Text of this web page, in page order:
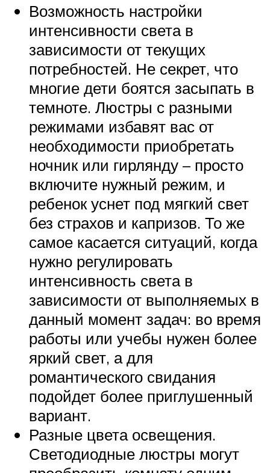
Возможность настройки
интенсивности света в
зависимости от текущих
потребностей. Не секрет, что
многие дети боятся засыпать в
темноте. Люстры с разными
режимами избавят вас от
необходимости приобретать
ночник или гирлянду – просто
включите нужный режим, и
ребенок уснет под мягкий свет
без страхов и капризов. То же
самое касается ситуаций, когда
нужно регулировать
интенсивность света в
зависимости от выполняемых в
данный момент задач: во время
работы или учебы нужен более
яркий свет, а для
романтического свидания
подойдет более приглушенный
вариант.
Разные цвета освещения.
Светодиодные люстры могут